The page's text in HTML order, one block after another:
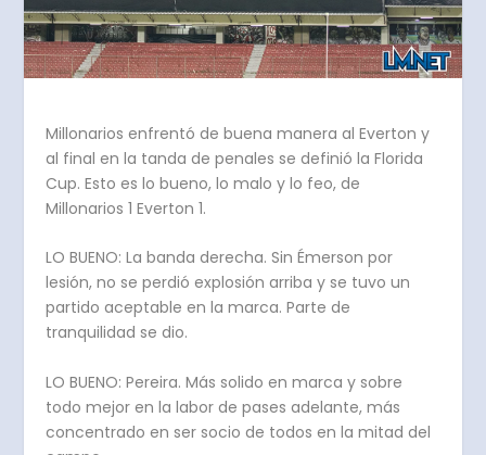
Millonarios enfrentó de buena manera al Everton y
al final en la tanda de penales se definió la Florida
Cup. Esto es lo bueno, lo malo y lo feo, de
Millonarios 1 Everton 1.
LO BUENO: La banda derecha. Sin Émerson por
lesión, no se perdió explosión arriba y se tuvo un
partido aceptable en la marca. Parte de
tranquilidad se dio.
LO BUENO: Pereira. Más solido en marca y sobre
todo mejor en la labor de pases adelante, más
concentrado en ser socio de todos en la mitad del